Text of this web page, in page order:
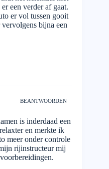
een verder af gaat.
er vol tussen gooit
bijna een
BEANTWOORDEN
is inderdaad een
en merkte ik
meer onder controle
rijinstructeur mij